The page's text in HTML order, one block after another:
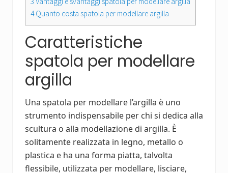
4Quanto costa spatola per modellare argilla
Caratteristiche
spatola per modellare
argilla
Una spatola per modellare l’argilla è uno
strumento indispensabile per chi si dedica alla
scultura o alla modellazione di argilla. È
solitamente realizzata in legno, metallo o
plastica e ha una forma piatta, talvolta
flessibile, utilizzata per modellare, lisciare,